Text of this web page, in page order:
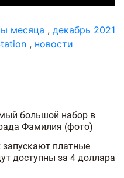
месяца , декабрь 2021
, новости
большой набор в
Фамилия (фото)
запускают платные
доступны за 4 доллара